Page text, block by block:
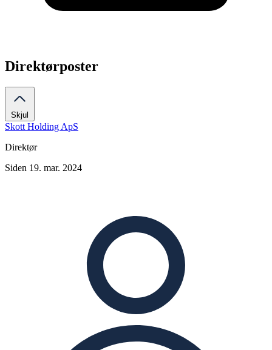
Direktørposter
Skjul
Skott Holding ApS
Direktør
Siden 19. mar. 2024